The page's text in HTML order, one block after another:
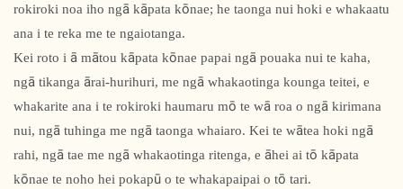
rokiroki noa iho ngā kāpata kōnae; he taonga nui hoki e whakaatu
ana i te reka me te ngaiotanga.
Kei roto i ā mātou kāpata kōnae papai ngā pouaka nui te kaha,
ngā tikanga ārai-hurihuri, me ngā whakaotinga kounga teitei, e
whakarite ana i te rokiroki haumaru mō te wā roa o ngā kirimana
nui, ngā tuhinga me ngā taonga whaiaro. Kei te wātea hoki ngā
rahi, ngā tae me ngā whakaotinga ritenga, e āhei ai tō kāpata
kōnae te noho hei pokapū o te whakapaipai o tō tari.